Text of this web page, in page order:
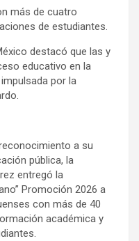
más de cuatro
de estudiantes.
destacó que las y
educativo en la
por la
a su
pública, la
entregó la
Promoción 2026 a
con más de 40
académica y